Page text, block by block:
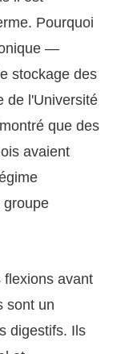
Pourquoi
—
stockage des
de l'Université
que des
avaient
groupe
flexions avant
sont un
digestifs. Ils